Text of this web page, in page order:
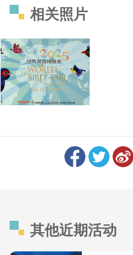
相关照片
其他近期活动